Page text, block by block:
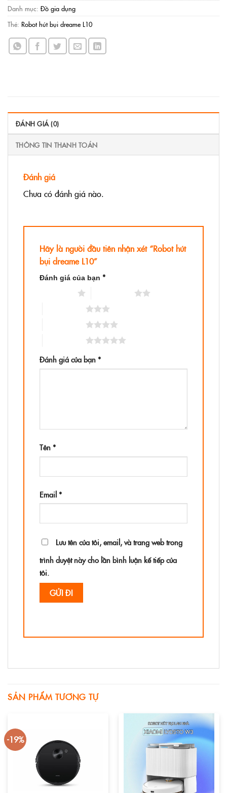
Danh mục: Đồ gia dụng
Thẻ: Robot hút bụi dreame L10
ĐÁNH GIÁ (0)
THÔNG TIN THANH TOÁN
Đánh giá
Chưa có đánh giá nào.
Hãy là người đầu tiên nhận xét “Robot hút
bụi dreame L10”
Đánh giá của bạn *
Đánh giá của bạn *
Tên *
Email *
Lưu tên của tôi, email, và trang web trong
trình duyệt này cho lần bình luận kế tiếp của
tôi.
SẢN PHẨM TƯƠNG TỰ
-19%